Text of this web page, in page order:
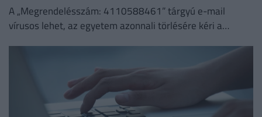
A „Megrendelésszám: 4110588461” tárgyú e-mail
vírusos lehet, az egyetem azonnali törlésére kéri a